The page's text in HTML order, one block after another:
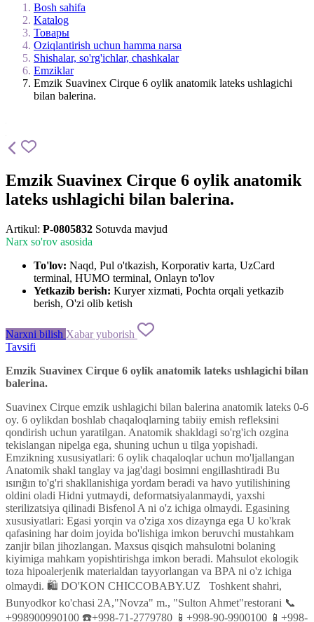
Bosh sahifa
Katalog
Товары
Oziqlantirish uchun hamma narsa
Shishalar, so'rg'ichlar, chashkalar
Emziklar
Emzik Suavinex Cirque 6 oylik anatomik lateks ushlagichi
bilan balerina.
Emzik Suavinex Cirque 6 oylik anatomik
lateks ushlagichi bilan balerina.
Artikul: P-0805832 Sotuvda mavjud
Narx so'rov asosida
To'lov: Naqd, Pul o'tkazish, Korporativ karta, UzCard
terminal, HUMO terminal, Onlayn to'lov
Yetkazib berish: Kuryer xizmati, Pochta orqali yetkazib
berish, O'zi olib ketish
Narxni bilish Xabar yuborish
Tavsifi
Emzik Suavinex Cirque 6 oylik anatomik lateks ushlagichi bilan
balerina.
Suavinex Cirque emzik ushlagichi bilan balerina anatomik lateks 0-6
oy. 6 oylikdan boshlab chaqaloqlarning tabiiy emish refleksini
qondirish uchun yaratilgan. Anatomik shakldagi so'rg'ich ozgina
tekislangan nipelga ega, shuning uchun u tilga yopishadi.
Emzikning xususiyatlari: 6 oylik chaqaloqlar uchun mo'ljallangan
Anatomik shakl tanglay va jag'dagi bosimni engillashtiradi Bu
ısırığın to'g'ri shakllanishiga yordam beradi va havo yutilishining
oldini oladi Hidni yutmaydi, deformatsiyalanmaydi, yaxshi
sterilizatsiya qilinadi Bisfenol A ni o'z ichiga olmaydi. Egasining
xususiyatlari: Egasi yorqin va o'ziga xos dizaynga ega U ko'krak
qafasining har doim joyida bo'lishiga imkon beruvchi mustahkam
zanjirbilan jihozlangan. Maxsus qisqich mahsulotni bolaning
kiyimiga mahkam yopishtirishga imkon beradi. Mahsulot ekologik
toza hipoalerjenik materialdan tayyorlangan va BPA ni o'z ichiga
olmaydi. 🛍 DO'KON CHICCOBABY.UZ Toshkent shahri,
Bunyodkor ko'chasi 2A,"Novza" m., "Sulton Ahmet"restorani 📞
+998900990100 ☎️+998-71-2779780 📱+998-90-9900100 📱+998-